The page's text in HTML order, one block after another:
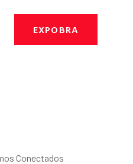
EXPOBRA
Conectados